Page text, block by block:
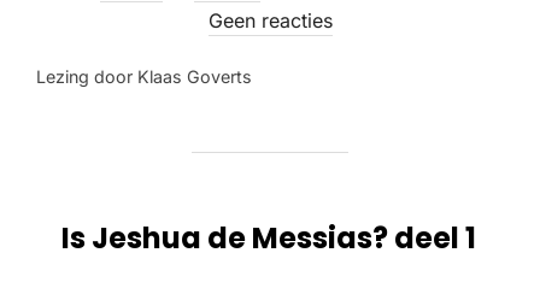
Geen reacties
Lezing door Klaas Goverts
Is Jeshua de Messias? deel 1